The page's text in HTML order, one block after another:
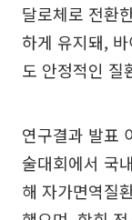
달로체로 전환
하게 유지돼,
도 안정적인 질
연구결과 발표
술대회에서 국
해 자가면역질